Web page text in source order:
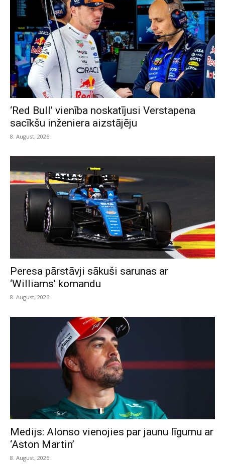
‘Red Bull’ vienība noskatījusi Verstapena
sacīkšu inženiera aizstājēju
8. August, 2026
Peresa pārstāvji sākuši sarunas ar
‘Williams’ komandu
8. August, 2026
Medijs: Alonso vienojies par jaunu līgumu ar
‘Aston Martin’
8. August, 2026